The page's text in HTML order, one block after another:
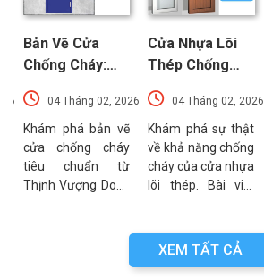
Bản Vẽ Cửa
Chống Cháy:
Chi Tiết Cấu
Tạo Và Tiêu
Chuẩn Kỹ Thuật
Mới Nhất
04 Tháng 02, 2026
Khám phá bản vẽ
cửa chống cháy
tiêu chuẩn từ
Thịnh Vượng Door.
sơ đồ cấu tạo và
Cửa Nhựa Lõi
Thép Chống
Cháy: Cấu Tạo
Và Các Tiêu
Chuẩn An Toàn
PCCC Mới Nhất
04 Tháng 02, 2026
Khám phá sự thật
về khả năng chống
cháy của cửa nhựa
lõi thép. Bài viết
và các tiêu chuẩn
XEM TẤT CẢ